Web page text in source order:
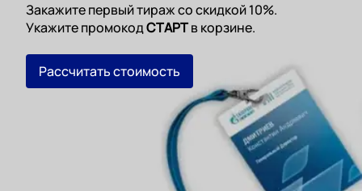
Закажите первый тираж со скидкой 10%.
Укажите промокодСТАРТв корзине.
Рассчитать стоимость